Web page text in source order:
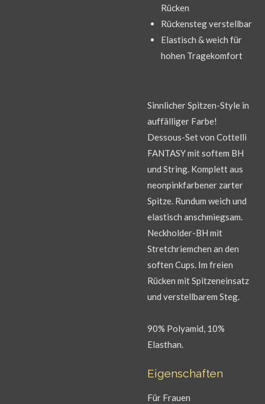
Rücken
Rückensteg verstellbar
Elastisch & weich für
hohen Tragekomfort
Sinnlicher Spitzen-Style in
auffälliger Farbe!
Dessous-Set von Cottelli
FANTASY mit softem BH
und String. Komplett aus
neonpinkfarbener zarter
Spitze. Rundum weich und
elastisch anschmiegsam.
Neckholder-BH mit
Stretchriemchen an den
soften Cups. Im freien
Rücken mit Spitzeneinsatz
und verstellbarem Steg.
90% Polyamid, 10%
Elasthan.
Eigenschaften
Für Frauen